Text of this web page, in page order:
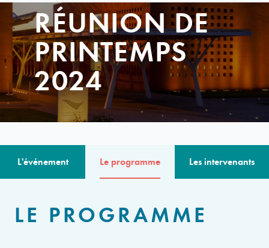
RÉUNION DE
PRINTEMPS
2024
L'événement Le programme Les intervenants
LE PROGRAMME